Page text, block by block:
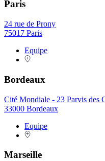
Paris
24 rue de Prony
75017 Paris
Equipe
Bordeaux
Cité Mondiale - 23 Parvis des
33000 Bordeaux
Equipe
Marseille